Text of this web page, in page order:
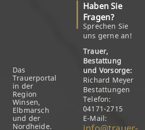
Das
Trauerportal
in der
Region
Winsen,
Elbmarsch
und der
Nordheide.
Haben Sie
Fragen?
Sprechen Sie
uns gerne an!
Trauer,
Bestattung
und Vorsorge:
Richard Meyer
Bestattungen
Telefon:
04171-2715
E-Mail: